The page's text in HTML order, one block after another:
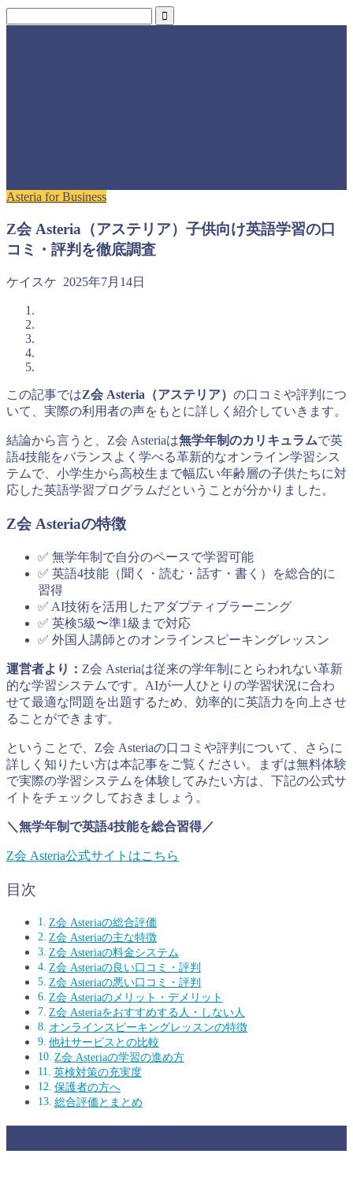
Asteria for Business
Z会 Asteria（アステリア）子供向け英語学習の口
コミ・評判を徹底調査
ケイスケ 2025年7月14日
この記事ではZ会 Asteria（アステリア） の口コミや評判につ
いて、実際の利用者の声をもとに詳しく紹介していきます。
結論から言うと、Z会 Asteriaは無学年制のカリキュラムで英
語4技能をバランスよく学べる革新的なオンライン学習シス
テムで、小学生から高校生まで幅広い年齢層の子供たちに対
応した英語学習プログラムだということが分かりました。
Z会 Asteriaの特徴
✅ 無学年制で自分のペースで学習可能
✅ 英語4技能（聞く・読む・話す・書く）を総合的に
習得
✅ AI技術を活用したアダプティブラーニング
✅ 英検5級〜準1級まで対応
✅ 外国人講師とのオンラインスピーキングレッスン
運営者より： Z会 Asteriaは従来の学年制にとらわれない革新
的な学習システムです。AIが一人ひとりの学習状況に合わ
せて最適な問題を出題するため、効率的に英語力を向上させ
ることができます。
ということで、Z会 Asteriaの口コミや評判について、さらに
詳しく知りたい方は本記事をご覧ください。まずは無料体験
で実際の学習システムを体験してみたい方は、下記の公式サ
イトをチェックしておきましょう。
＼無学年制で英語4技能を総合習得／
Z会 Asteria公式サイトはこちら
目次
Z会 Asteriaの総合評価
Z会 Asteriaの主な特徴
Z会 Asteriaの料金システム
Z会 Asteriaの良い口コミ・評判
Z会 Asteriaの悪い口コミ・評判
Z会 Asteriaのメリット・デメリット
Z会 Asteriaをおすすめする人・しない人
オンラインスピーキングレッスンの特徴
他社サービスとの比較
Z会 Asteriaの学習の進め方
英検対策の充実度
保護者の方へ
総合評価とまとめ